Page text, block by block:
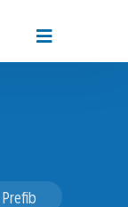
Prefib